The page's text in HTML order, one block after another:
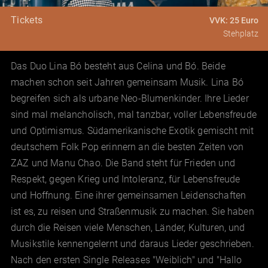
Tickets
VVK: 25 Euro
Stehplatz
Das Duo Lina Bó besteht aus Celina und Bó. Beide
machen schon seit Jahren gemeinsam Musik. Lina Bó
begreifen sich als urbane Neo-Blumenkinder. Ihre Lieder
sind mal melancholisch, mal tanzbar, voller Lebensfreude
und Optimismus. Südamerikanische Exotik gemischt mit
deutschem Folk Pop erinnern an die besten Zeiten von
ZAZ und Manu Chao. Die Band steht für Frieden und
Respekt, gegen Krieg und Intoleranz, für Lebensfreude
und Hoffnung. Eine ihrer gemeinsamen Leidenschaften
ist es, zu reisen und Straßenmusik zu machen. Sie haben
durch die Reisen viele Menschen, Länder, Kulturen, und
Musikstile kennengelernt und daraus Lieder geschrieben.
Nach den ersten Single Releases "Weiblich" und "Hallo